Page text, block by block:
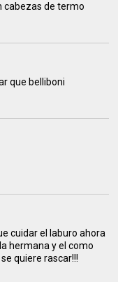
cabezas de termo
que belliboni
cuidar el laburo ahora
hermana y el como
quiere rascar!!!